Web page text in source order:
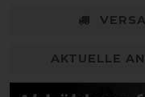
AKTUELLE